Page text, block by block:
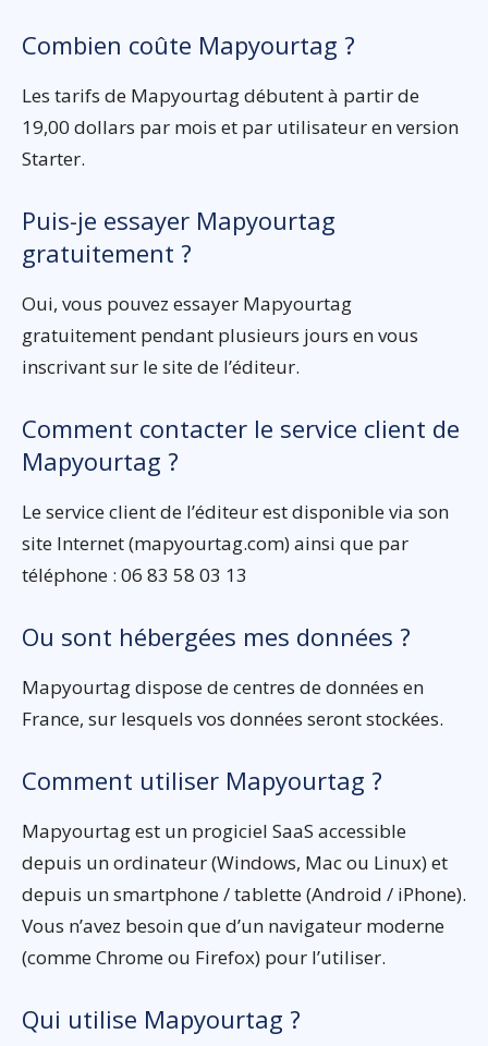
Combien coûte Mapyourtag ?
Les tarifs de Mapyourtag débutent à partir de
19,00 dollars par mois et par utilisateur en version
Starter.
Puis-je essayer Mapyourtag
gratuitement ?
Oui, vous pouvez essayer Mapyourtag
gratuitement pendant plusieurs jours en vous
inscrivant sur le site de l’éditeur.
Comment contacter le service client de
Mapyourtag ?
Le service client de l’éditeur est disponible via son
site Internet (mapyourtag.com) ainsi que par
téléphone : 06 83 58 03 13
Ou sont hébergées mes données ?
Mapyourtag dispose de centres de données en
France, sur lesquels vos données seront stockées.
Comment utiliser Mapyourtag ?
Mapyourtag est un progiciel SaaS accessible
depuis un ordinateur (Windows, Mac ou Linux) et
depuis un smartphone / tablette (Android / iPhone).
Vous n’avez besoin que d’un navigateur moderne
(comme Chrome ou Firefox) pour l’utiliser.
Qui utilise Mapyourtag ?